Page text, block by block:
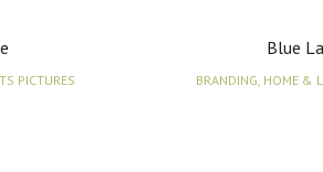
PICTURES
Blue
BRANDING, HOME &